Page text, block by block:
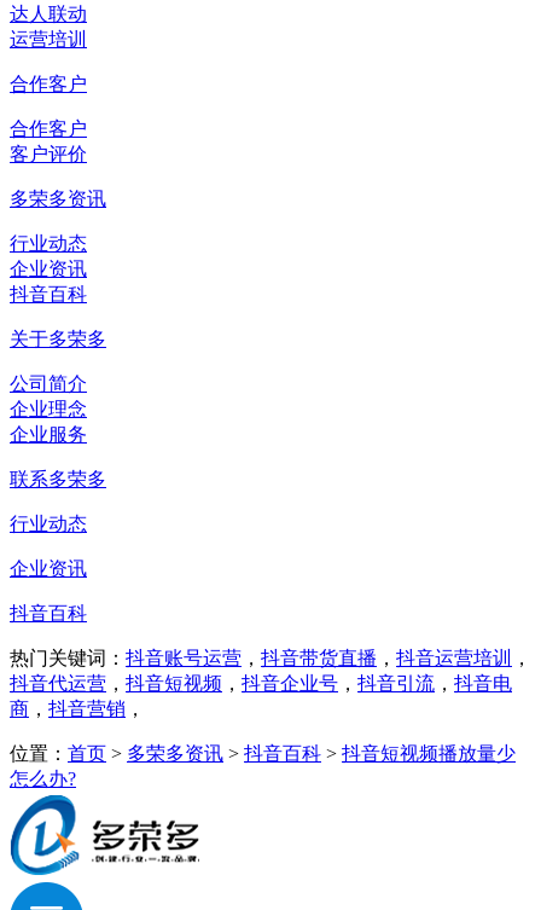
达人联动
运营培训
合作客户
合作客户
客户评价
多荣多资讯
行业动态
企业资讯
抖音百科
关于多荣多
公司简介
企业理念
企业服务
联系多荣多
行业动态
企业资讯
抖音百科
热门关键词： 抖音账号运营 ， 抖音带货直播 ， 抖音运营培训
，
抖音代运营 ， 抖音短视频 ， 抖音企业号 ， 抖音引流 ， 抖音电
商 ， 抖音营销 ，
位置： 首页 > 多荣多资讯 > 抖音百科 > 抖音短视频播放量少
怎么办?